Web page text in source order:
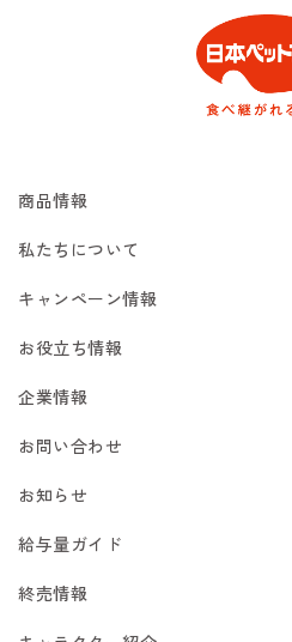
商品情報
私たちについて
キャンペーン情報
お役立ち情報
企業情報
お問い合わせ
お知らせ
給与量ガイド
終売情報